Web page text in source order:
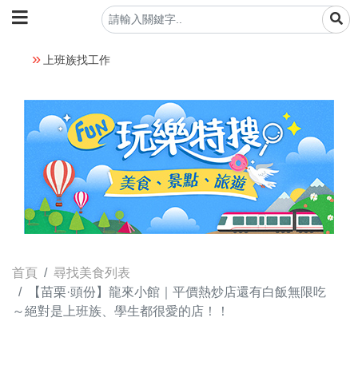
上班族找工作
首頁
尋找美食列表
【苗栗·頭份】龍來小館｜平價熱炒店還有白飯無限吃
～絕對是上班族、學生都很愛的店！！